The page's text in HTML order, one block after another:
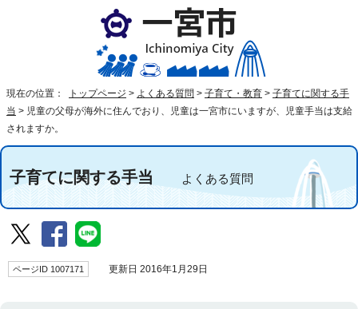
現在の位置： トップページ > よくある質問 > 子育て・教育 > 子育てに関する手
当 > 児童の父母が海外に住んでおり、児童は一宮市にいますが、児童手当は支給
されますか。
子育てに関する手当 よくある質問
ページID 1007171 更新日 2016年1月29日